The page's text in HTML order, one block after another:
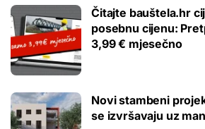
Čitajte bauštela.hr
posebnu cijenu:
3,99 € mjesečno
Novi stambeni
se izvršavaju uz